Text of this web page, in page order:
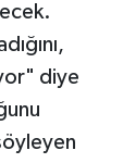
diye